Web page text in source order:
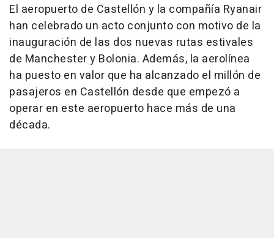
El aeropuerto de Castellón y la compañía Ryanair
han celebrado un acto conjunto con motivo de la
inauguración de las dos nuevas rutas estivales
de Manchester y Bolonia. Además, la aerolínea
ha puesto en valor que ha alcanzado el millón de
pasajeros en Castellón desde que empezó a
operar en este aeropuerto hace más de una
década.